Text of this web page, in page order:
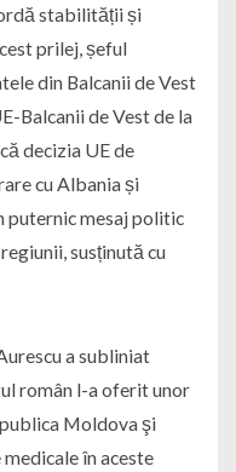
stabilității și
prilej, șeful
din Balcanii de Vest
Balcanii de Vest de la
decizia UE de
cu Albania și
puternic mesaj politic
susținută cu
a subliniat
român l-a oferit unor
Moldova şi
în aceste